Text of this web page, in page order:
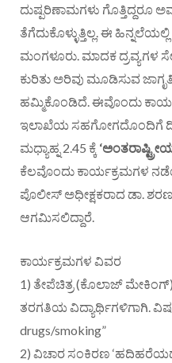
ದುಷ್ಪರಿಣಾಮಗಳು ಗೊತ್ತಿದ್ದರೂ
ತೆಗೆದುಕೊಳ್ಳುತ್ತಿಲ್ಲ. ಈ
ಮಂಗಳೂರು. ಮಾದಕ ದ್ರವ್ಯಗಳ
ಕುರಿತು ಅರಿವು ಮೂಡಿಸುವ
ಹಮ್ಮಿಕೊಂಡಿದೆ. ಈವೊಂದು
ಇಲಾಖೆಯ ಸಹಗೋಗದೊಂದಿಗೆ
ಮಧ್ಯಾಹ್ನ 2.45 ಕ್ಕೆ
ಕೆಲವೊಂದು ಕಾರ್ಯಕ್ರಮಗಳ
ಪೊಲೀಸ್ ಅಧೀಕ್ಷಕರಾದ ಡಾ.
ಆಗಮಿಸಲಿದ್ದಾರೆ.
ಕಾರ್ಯಕ್ರಮಗಳ ವಿವರ
1) ತೇಪೆಚಿತ್ರ (ಕೊಲಾಜ್ ಮೇಕಿಂಗ್)
ತರಗತಿಯ ವಿದ್ಯಾರ್ಥಿಗಳಿಗಾಗಿ.
drugs/smoking”
2) ವಿಚಾರ ಸಂಕಿರಣ